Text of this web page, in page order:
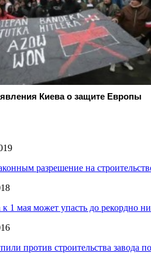
Киева о защите Европы
разрешение на
1 мая может упасть до рекордно
против строительства завода